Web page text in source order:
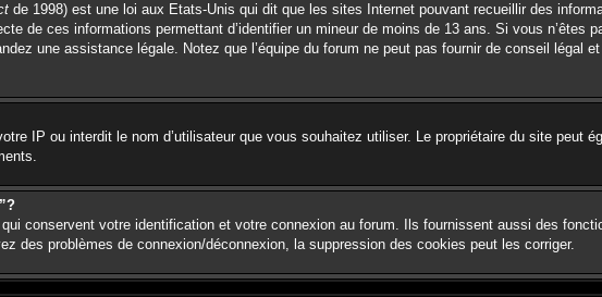
de 1998) est une loi aux Etats-Unis qui dit que les sites Internet pouvant recueillir des
de ces informations permettant d’identifier un mineur de moins de 13 ans. Si vous
une assistance légale. Notez que l’équipe du forum ne peut pas fournir de conseil légal
IP ou interdit le nom d’utilisateur que vous souhaitez utiliser. Le propriétaire du site peut
conservent votre identification et votre connexion au forum. Ils fournissent aussi des
des problèmes de connexion/déconnexion, la suppression des cookies peut les corriger.